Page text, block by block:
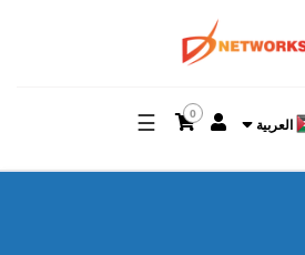
العربية
0
☰